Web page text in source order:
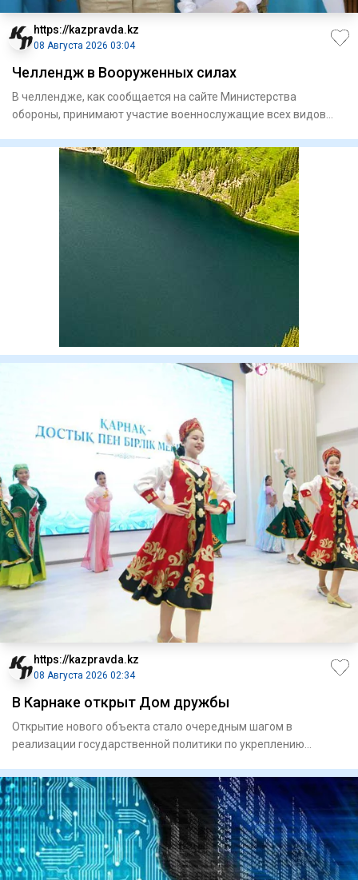
https://kazpravda.kz
08 Августа 2026 03:04
Челлендж в Вооруженных силах
В челлендже, как сообщается на сайте Министерства
обороны, принимают участие военнослужащие всех видов
https://kazpravda.kz
08 Августа 2026 02:34
В Карнаке открыт Дом дружбы
Открытие нового объекта стало очередным шагом в
реализации государственной политики по укреп­лению